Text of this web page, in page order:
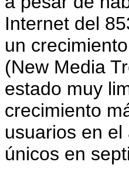
Internet del
un
(New Media
estado muy
crecimiento
usuarios en
únicos en